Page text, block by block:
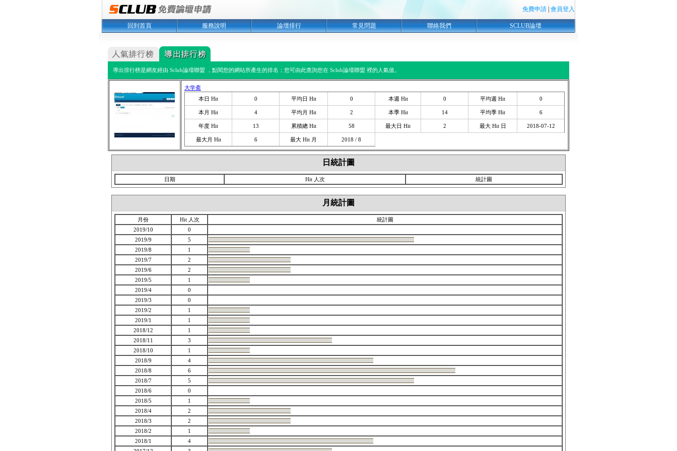
免費申請 會員登入
回到首頁 服務說明 論壇排行 常見問題 聯絡我們 SCLUB論壇
導出排行榜是網友經由 Sclub論壇聯盟 ，點閱您的網站所產生的排名；您可由此查詢您在 Sclub論壇聯盟 裡的人氣值。
大学斋
本日 Hit
0 平均日 Hit 0 本週 Hit 0 平均週 Hit 0
本月 Hit 4 平均月 Hit 2 本季 Hit 14 平均季 Hit 6
年度 Hit 13 累積總 Hit 58 最大日 Hit 2 最大 Hit 日 2018-07-12
最大月 Hit 6 最大 Hit 月 2018 / 8
日統計圖
日期 Hit 人次 統計圖
月統計圖
月份 Hit 人次
統計圖
2019/10
0
2019/9
5
2019/8
1
2019/7
2
2019/6
2
2019/5
1
2019/4
0
2019/3
0
2019/2
1
2019/1
1
2018/12
1
2018/11
3
2018/10
1
2018/9
4
2018/8
6
2018/7
5
2018/6
0
2018/5
1
2018/4
2
2018/3
2
2018/2
1
2018/1
4